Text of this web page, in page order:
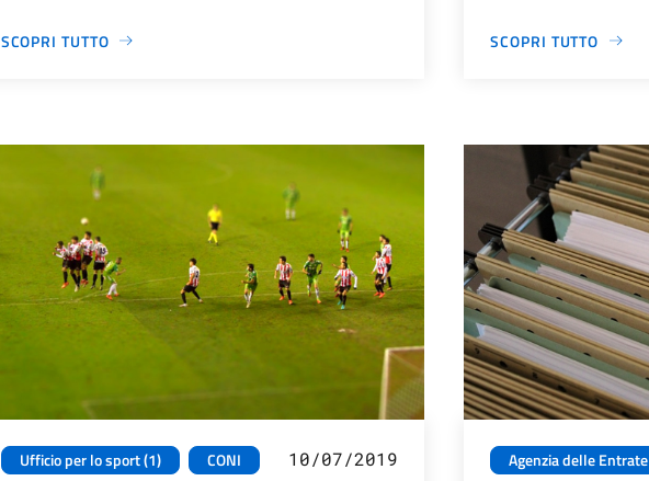
SCOPRI TUTTO SCOPRI TUTTO
Ufficio per lo sport (1) CONI 10/07/2019
Agenzia delle Entrate